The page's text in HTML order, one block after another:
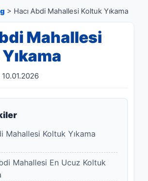
> Hacı Abdi Mahallesi Koltuk Yıkama
Mahallesi
Mahallesi Koltuk Yıkama
Mahallesi En Ucuz Koltuk